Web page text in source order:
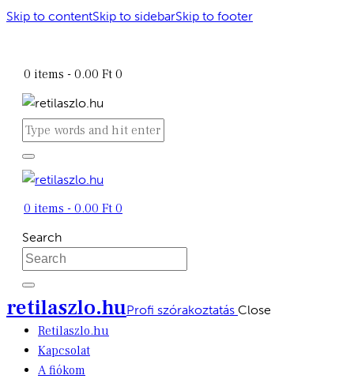
Skip to contentSkip to sidebarSkip to footer
0 items - 0.00 Ft 0
0 items - 0.00 Ft 0
Search
retilaszlo.huProfi szórakoztatás Close
Retilaszlo.hu
Kapcsolat
A fiókom